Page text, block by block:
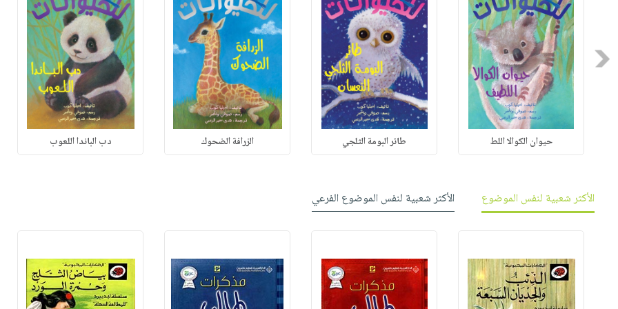
Previous
حيوان الكوالا اللط طائر البومة الثلجي الزرافة الضحوك دب الباندا اللعوب
الأكثر شعبية لنفس الموضوع الأكثر شعبية لنفس الموضوع الفرعي